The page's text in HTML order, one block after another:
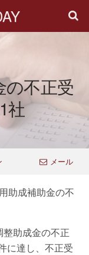
の不正受
社
メール
助成補助金の不
助成金の不正
に達し、不正受